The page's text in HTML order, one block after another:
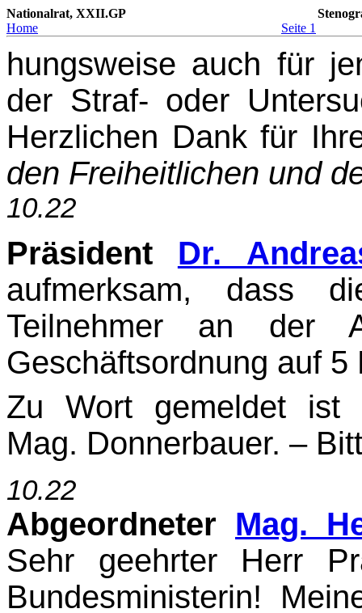
Nationalrat, XXII.GP
Home
Seite 1
hungsweise auch für
der Straf- oder
Herzlichen Dank für
den Freiheitli­chen und
10.22
Präsident Dr.
aufmerksam, dass
Teilnehmer an der
Geschäftsordnung auf
Zu Wort gemeldet ist
Mag. Donnerbauer. –
10.22
Abgeordneter Mag.
Sehr geehrter Herr
Bundesministerin!